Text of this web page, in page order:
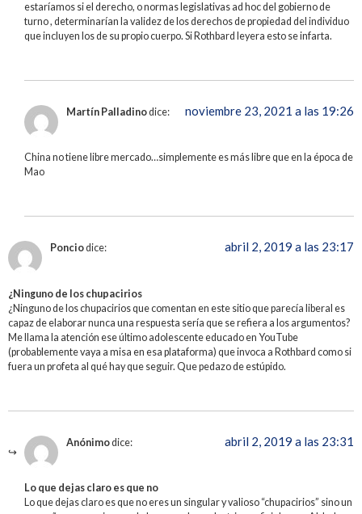
estaríamos si el derecho, o normas legislativas ad hoc del gobierno de
turno , determinarían la validez de los derechos de propiedad del individuo
que incluyen los de su propio cuerpo. Si Rothbard leyera esto se infarta.
Martín Palladinodice: noviembre 23, 2021 a las 19:26
China no tiene libre mercado…simplemente es más libre que en la época de
Mao
Ponciodice: abril 2, 2019 a las 23:17
¿Ninguno de los chupacirios
¿Ninguno de los chupacirios que comentan en este sitio que parecía liberal es
capaz de elaborar nunca una respuesta sería que se refiera a los argumentos?
Me llama la atención ese último adolescente educado en YouTube
(probablemente vaya a misa en esa plataforma) que invoca a Rothbard como si
fuera un profeta al qué hay que seguir. Que pedazo de estúpido.
Anónimodice: abril 2, 2019 a las 23:31
Lo que dejas claro es que no
Lo que dejas claro es que no eres un singular y valioso “chupacirios” sino un